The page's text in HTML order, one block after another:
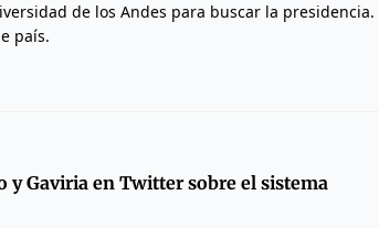
de los Andes para buscar la presidencia.
país.
y Gaviria en Twitter sobre el sistema